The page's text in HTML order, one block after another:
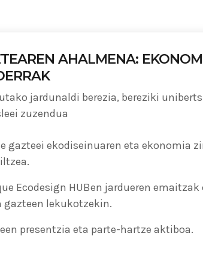
Basque Ecodesign
Bilbon ospatuko du
berrikuntzako 20
AHALMENA:
jardunaldi berezia, bereziki
zuzendua
gazteei ekodiseinuaren eta ekonomia
Ecodesign HUBen jardueren
gazteen lekukotzekin.
presentzia eta parte-hartze aktiboa.